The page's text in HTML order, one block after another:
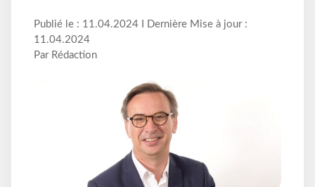
Publié le : 11.04.2024 I Dernière Mise à jour :
11.04.2024
Par Rédaction